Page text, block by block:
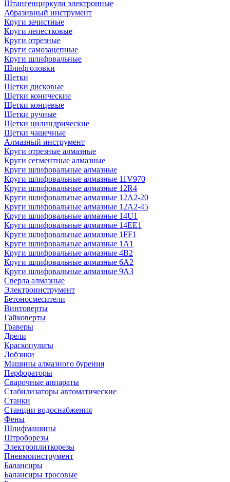
Штангенциркули электронные
Абразивный инструмент
Круги зачистные
Круги лепестковые
Круги отрезные
Круги самозацепные
Круги шлифовальные
Шлифголовки
Щетки
Щетки дисковые
Щетки конические
Щетки концевые
Щетки ручные
Щетки цилиндрические
Щетки чашечные
Алмазный инструмент
Круги отрезные алмазные
Круги сегментные алмазные
Круги шлифовальные алмазные
Круги шлифовальные алмазные 11V970
Круги шлифовальные алмазные 12R4
Круги шлифовальные алмазные 12А2-20
Круги шлифовальные алмазные 12А2-45
Круги шлифовальные алмазные 14U1
Круги шлифовальные алмазные 14ЕЕ1
Круги шлифовальные алмазные 1FF1
Круги шлифовальные алмазные 1А1
Круги шлифовальные алмазные 4В2
Круги шлифовальные алмазные 6A2
Круги шлифовальные алмазные 9А3
Сверла алмазные
Электроинструмент
Бетоносмесители
Винтоверты
Гайковерты
Граверы
Дрели
Краскопульты
Лобзики
Машины алмазного бурения
Перфораторы
Сварочные аппараты
Стабилизаторы автоматические
Станки
Станции водоснабжения
Фены
Шлифмашины
Штроборезы
Электроплиткорезы
Пневмоинструмент
Балансиры
Балансиры тросовые